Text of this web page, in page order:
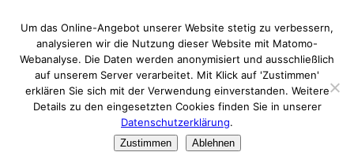
Um das Online-Angebot unserer Website stetig zu verbessern,
analysieren wir die Nutzung dieser Website mit Matomo-
Webanalyse. Die Daten werden anonymisiert und ausschließlich
auf unserem Server verarbeitet. Mit Klick auf 'Zustimmen'
erklären Sie sich mit der Verwendung einverstanden. Weitere
Details zu den eingesetzten Cookies finden Sie in unserer
Datenschutzerklärung.
Zustimmen Ablehnen